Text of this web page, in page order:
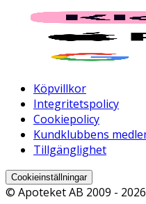
Köpvillkor
Integritetspolicy
Cookiepolicy
Kundklubbens
Tillgänglighet
Cookieinställningar
© Apoteket AB 2009 -